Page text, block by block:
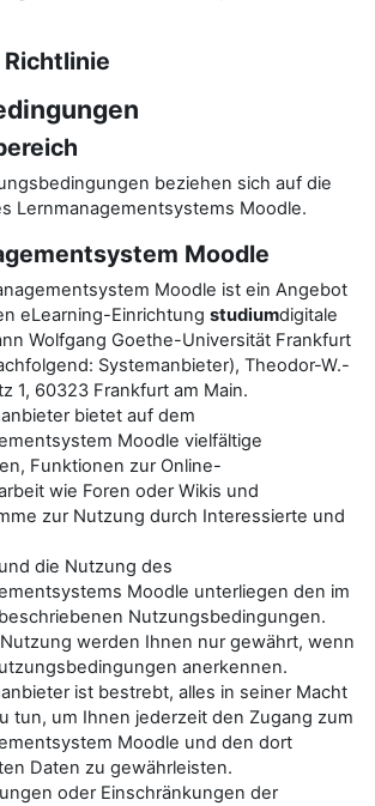
beziehen sich auf die
Lernmanagementsystems Moodle.
Moodle
Moodle ist ein Angebot
eLearning-Einrichtung studiumdigitale
Wolfgang Goethe-Universität Frankfurt
Systemanbieter), Theodor-W.-
1, 60323 Frankfurt am Main.
bietet auf dem
Moodle vielfältige
Funktionen zur Online-
wie Foren oder Wikis und
zur Nutzung durch Interessierte und
die Nutzung des
Moodle unterliegen den im
Nutzungsbedingungen.
werden Ihnen nur gewährt, wenn
anerkennen.
ist bestrebt, alles in seiner Macht
tun, um Ihnen jederzeit den Zugang zum
Moodle und den dort
Daten zu gewährleisten.
oder Einschränkungen der